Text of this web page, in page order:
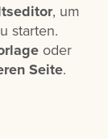
, um
starten.
oder
Seite.